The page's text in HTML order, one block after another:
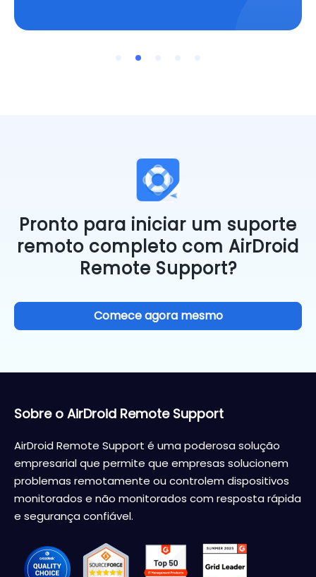
Pronto para iniciar um suporte
remoto completo com AirDroid
Remote Support?
Comece agora mesmo
Sobre o AirDroid Remote Support
AirDroid Remote Support é uma poderosa solução
empresarial que permite que empresas solucionem
problemas remotamente ou controlem dispositivos
monitorados e não monitorados com resposta rápida
e segurança confiável.